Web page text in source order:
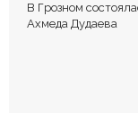
В Грозном
Ахмеда Дудаева